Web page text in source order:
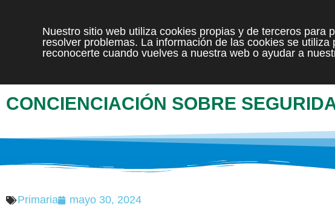
CONCIENCIACIÓN SOBRE
Primaria mayo 30, 2024
Nuestro sitio web utiliza cookies propias y de terceros para
resolver problemas. La información de las cookies se utiliza
reconocerte cuando vuelves a nuestra web o ayudar a